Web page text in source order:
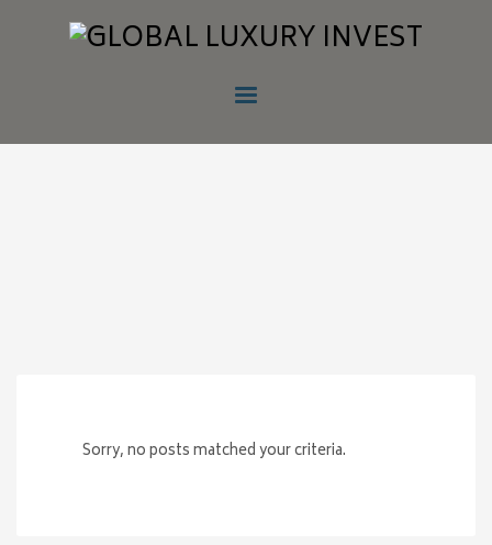
Sorry, no posts matched your criteria.